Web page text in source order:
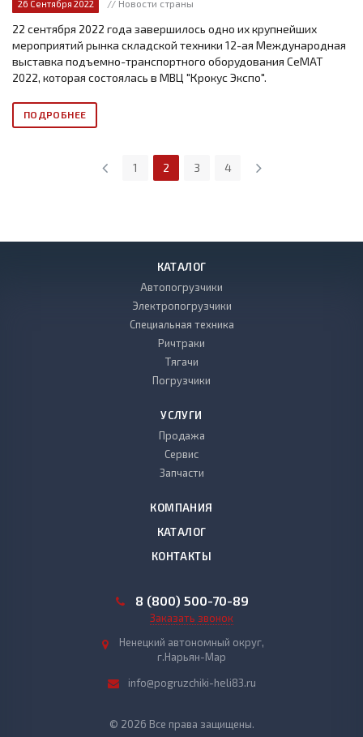
26 Сентября 2022 // Новости страны
22 сентября 2022 года завершилось одно их крупнейших
мероприятий рынка складской техники 12-ая Международная
выставка подъемно-транспортного оборудования СеМАТ
2022, которая состоялась в МВЦ "Крокус Экспо".
ПОДРОБНЕЕ
1 2 3 4
КАТАЛОГ
Автопогрузчики
Электропогрузчики
Специальная техника
Ричтраки
Тягачи
Погрузчики
УСЛУГИ
Продажа
Сервис
Запчасти
КОМПАНИЯ
КАТАЛОГ
КОНТАКТЫ
8 (800) 500-70-89
Заказать звонок
Ненецкий автономный округ,
г.Нарьян-Мар
info@pogruzchiki-heli83.ru
© 2026 Все права защищены.